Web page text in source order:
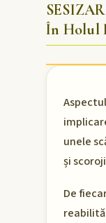
În Holul
unele
și
De